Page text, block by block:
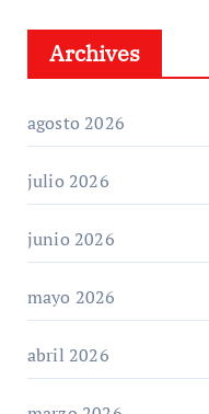
Archives
agosto 2026
julio 2026
junio 2026
mayo 2026
abril 2026